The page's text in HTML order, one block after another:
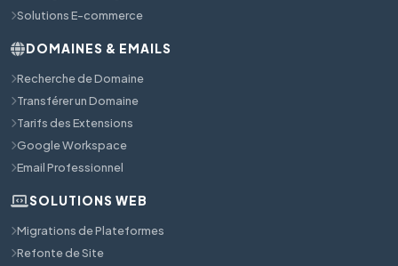
Solutions E-commerce
DOMAINES & EMAILS
Recherche de Domaine
Transférer un Domaine
Tarifs des Extensions
Google Workspace
Email Professionnel
SOLUTIONS WEB
Migrations de Plateformes
Refonte de Site